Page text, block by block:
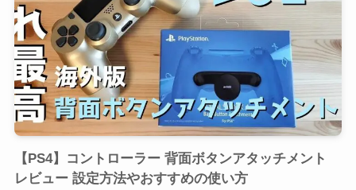
【PS4】コントローラー 背面ボタンアタッチメント
レビュー 設定方法やおすすめの使い方